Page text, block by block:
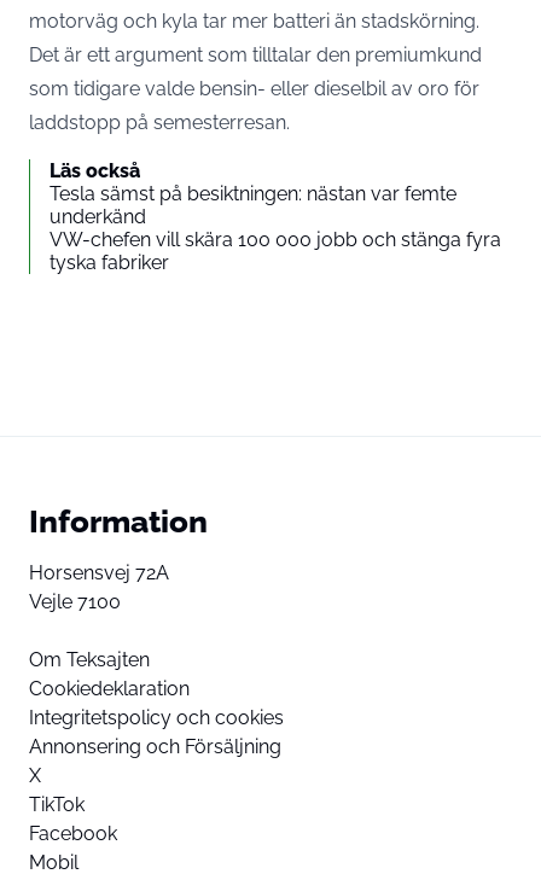
motorväg och kyla tar mer batteri än stadskörning.
Det är ett argument som tilltalar den premiumkund
som tidigare valde bensin- eller dieselbil av oro för
laddstopp på semesterresan.
Läs också
Tesla sämst på besiktningen: nästan var femte
underkänd
VW-chefen vill skära 100 000 jobb och stänga fyra
tyska fabriker
Information
Horsensvej 72A
Vejle 7100
Om Teksajten
Cookiedeklaration
Integritetspolicy och cookies
Annonsering och Försäljning
X
TikTok
Facebook
Mobil